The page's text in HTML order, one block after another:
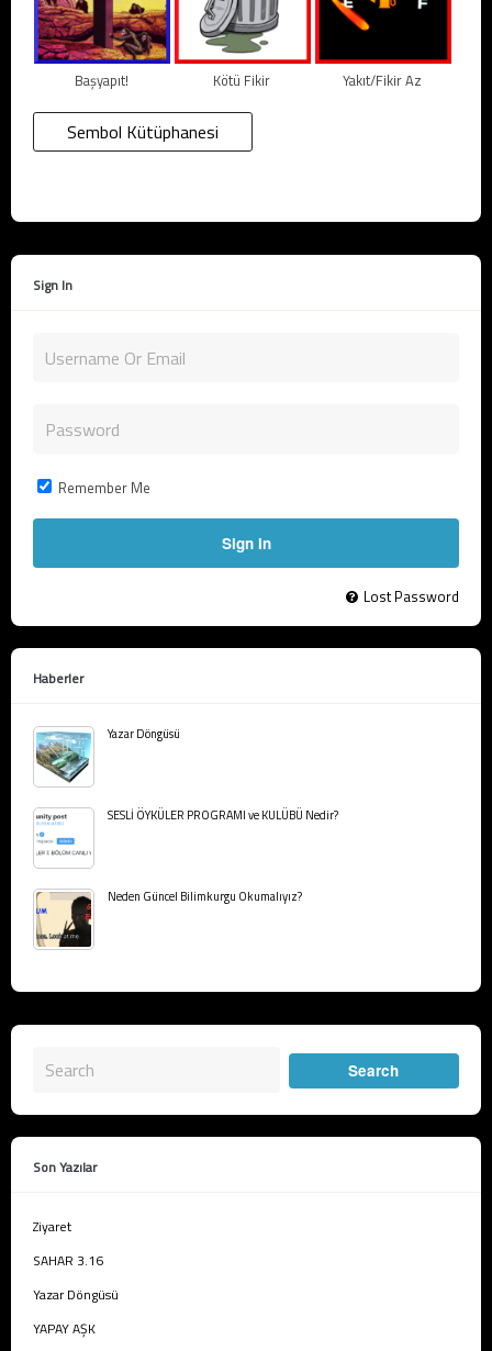
Başyapıt! Kötü Fikir Yakıt/Fikir Az
Sembol Kütüphanesi
Sign In
Remember Me
Lost Password
Haberler
Yazar Döngüsü
SESLİ ÖYKÜLER PROGRAMI ve KULÜBÜ Nedir?
Neden Güncel Bilimkurgu Okumalıyız?
Son Yazılar
Ziyaret
SAHAR 3.16
Yazar Döngüsü
YAPAY AŞK